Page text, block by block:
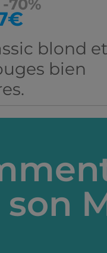
-70%
blond et
bien
son